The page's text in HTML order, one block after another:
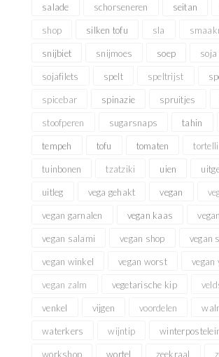
salade schorseneren seitan
shop silken tofu sla
snijbiet snijmoes soep
sojafilets spelt speltrijst
spicebar spinazie spruitjes
stoofperen sugarsnaps tahin
tempeh tofu tomaten
tuinbonen tzatziki uien
uitleg vega gehakt vegan
vegan garnalen vegan kaas
vegan salami vegan shop vegan
vegan winkel vegan worst vegan
vegan zalm vegetarische kip
venkel vijgen voordelen
waterkers wijntip
workshop wortel zeekraal